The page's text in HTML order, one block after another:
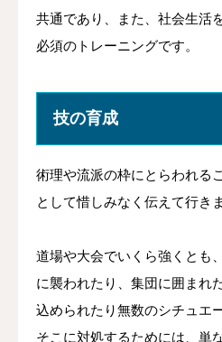
共通であり、また、社会生活
必須のトレーニングです。
技の育成
術理や流派の枠にとらわれる
として惜しみなく伝えて行きま
道場や大会でいくら強くとも
に襲われたり、集団に囲まれ
込められたり無数のシチュエ
そこに対処するためには、単